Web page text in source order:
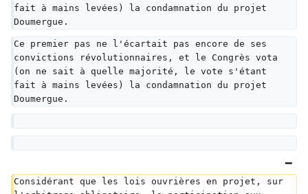
fait à mains levées) la condamnation du projet
Doumergue.
Ce premier pas ne l'écartait pas encore de ses
convictions révolutionnaires, et le Congrès vota
(on ne sait à quelle majorité, le vote s'étant
fait à mains levées) la condamnation du projet
Doumergue.
Considérant que les lois ouvrières en projet, sur